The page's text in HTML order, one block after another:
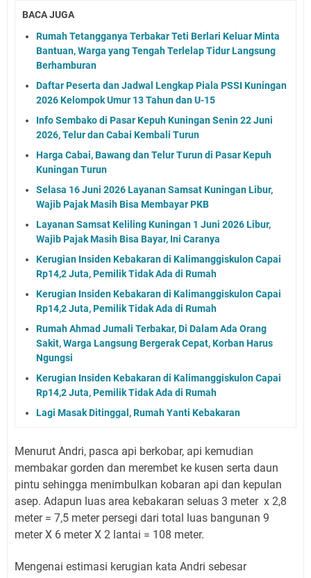
BACA JUGA
Rumah Tetangganya Terbakar Teti Berlari Keluar Minta
Bantuan, Warga yang Tengah Terlelap Tidur Langsung
Berhamburan
Daftar Peserta dan Jadwal Lengkap Piala PSSI Kuningan
2026 Kelompok Umur 13 Tahun dan U-15
Info Sembako di Pasar Kepuh Kuningan Senin 22 Juni
2026, Telur dan Cabai Kembali Turun
Harga Cabai, Bawang dan Telur Turun di Pasar Kepuh
Kuningan Turun
Selasa 16 Juni 2026 Layanan Samsat Kuningan Libur,
Wajib Pajak Masih Bisa Membayar PKB
Layanan Samsat Keliling Kuningan 1 Juni 2026 Libur,
Wajib Pajak Masih Bisa Bayar, Ini Caranya
Kerugian Insiden Kebakaran di Kalimanggiskulon Capai
Rp14,2 Juta, Pemilik Tidak Ada di Rumah
Kerugian Insiden Kebakaran di Kalimanggiskulon Capai
Rp14,2 Juta, Pemilik Tidak Ada di Rumah
Rumah Ahmad Jumali Terbakar, Di Dalam Ada Orang
Sakit, Warga Langsung Bergerak Cepat, Korban Harus
Ngungsi
Kerugian Insiden Kebakaran di Kalimanggiskulon Capai
Rp14,2 Juta, Pemilik Tidak Ada di Rumah
Lagi Masak Ditinggal, Rumah Yanti Kebakaran
Menurut Andri, pasca api berkobar, api kemudian
membakar gorden dan merembet ke kusen serta daun
pintu sehingga menimbulkan kobaran api dan kepulan
asep. Adapun luas area kebakaran seluas 3 meter x 2,8
meter = 7,5 meter persegi dari total luas bangunan 9
meter X 6 meter X 2 lantai = 108 meter.
Mengenai estimasi kerugian kata Andri sebesar